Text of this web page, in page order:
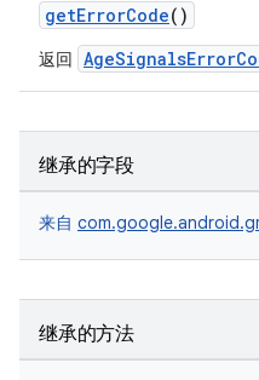
getErrorCode()
返回
继承的字段
来自
继承的方法